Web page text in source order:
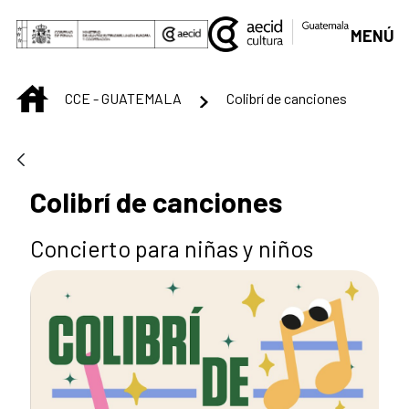
Saut au contenu principal
MENÚ
INICIOCCE - GUATEMALA Colibrí de canciones
Colibrí de canciones
Concierto para niñas y niños